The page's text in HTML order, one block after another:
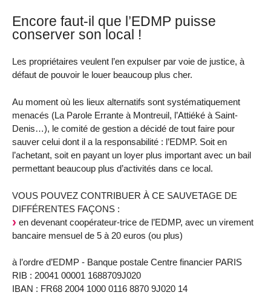
Encore faut-il que l’EDMP puisse
conserver son local !
Les propriétaires veulent l’en expulser par voie de justice, à
défaut de pouvoir le louer beaucoup plus cher.
Au moment où les lieux alternatifs sont systématiquement
menacés (La Parole Errante à Montreuil, l’Attiéké à Saint-
Denis…), le comité de gestion a décidé de tout faire pour
sauver celui dont il a la responsabilité : l’EDMP. Soit en
l’achetant, soit en payant un loyer plus important avec un bail
permettant beaucoup plus d’activités dans ce local.
VOUS POUVEZ CONTRIBUER À CE SAUVETAGE DE
DIFFÉRENTES FAÇONS :
en devenant coopérateur-trice de l’EDMP, avec un virement
bancaire mensuel de 5 à 20 euros (ou plus)
à l’ordre d’EDMP - Banque postale Centre financier PARIS
RIB : 20041 00001 1688709J020
IBAN : FR68 2004 1000 0116 8870 9J020 14